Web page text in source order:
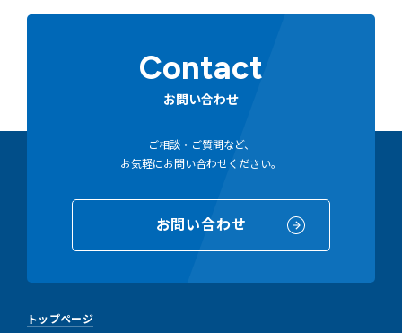
Contact
お問い合わせ
ご相談・ご質問など、
お気軽にお問い合わせください。
お問い合わせ
トップページ